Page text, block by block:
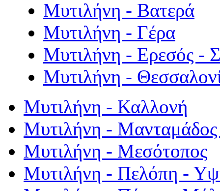
Μυτιλήνη - Βατερά
Μυτιλήνη - Γέρα
Μυτιλήνη - Ερεσός -
Μυτιλήνη -
Μυτιλήνη - Καλλονή
Μυτιλήνη - Μανταμάδος
Μυτιλήνη - Μεσότοπος
Μυτιλήνη - Πελόπη -